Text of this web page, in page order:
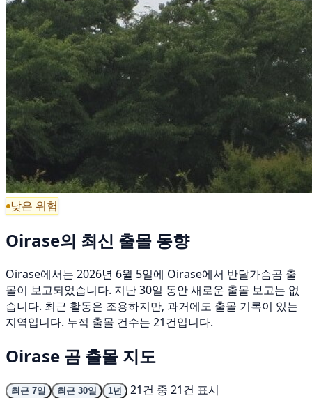
낮은 위험
Oirase의 최신 출몰 동향
Oirase에서는 2026년 6월 5일에 Oirase에서 반달가슴곰 출
몰이 보고되었습니다. 지난 30일 동안 새로운 출몰 보고는 없
습니다. 최근 활동은 조용하지만, 과거에도 출몰 기록이 있는
지역입니다. 누적 출몰 건수는 21건입니다.
Oirase 곰 출몰 지도
최근 7일 최근 30일 1년
21건 중 21건 표시